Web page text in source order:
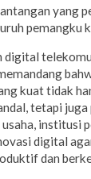
yang
pemangku
digital
kuat tidak
tetapi juga
institusi
digital
dan